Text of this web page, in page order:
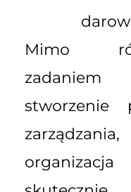
Mimo
stworzenie